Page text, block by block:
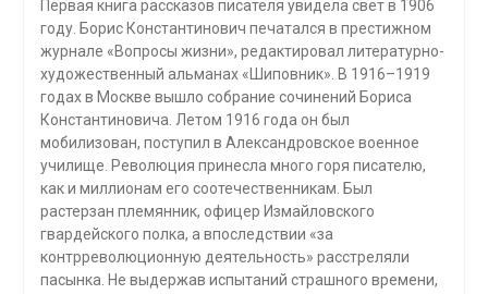
Первая книга рассказов писателя увидела свет в 1906
году. Борис Константинович печатался в престижном
журнале «Вопросы жизни», редактировал литературно-
художественный альманах «Шиповник». В 1916–1919
годах в Москве вышло собрание сочинений Бориса
Константиновича. Летом 1916 года он был
мобилизован, поступил в Александровское военное
училище. Революция принесла много горя писателю,
как и миллионам его соотечественникам. Был
растерзан племянник, офицер Измайловского
гвардейского полка, а впоследствии «за
контрреволюционную деятельность» расстреляли
пасынка. Не выдержав испытаний страшного времени,